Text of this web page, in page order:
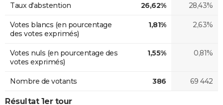
Taux d'abstention 26,62% 28,43%
Votes blancs (en pourcentage
des votes exprimés)
1,81% 2,63%
Votes nuls (en pourcentage des
votes exprimés)
1,55% 0,81%
Nombre de votants 386 69 442
Résultat 1er tour